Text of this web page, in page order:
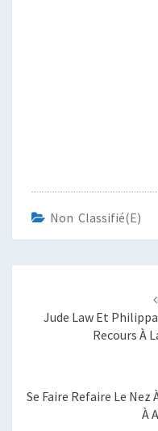
Non Classifié(e)
Jude Law Et
Recours À
Se Faire Refaire Le
À